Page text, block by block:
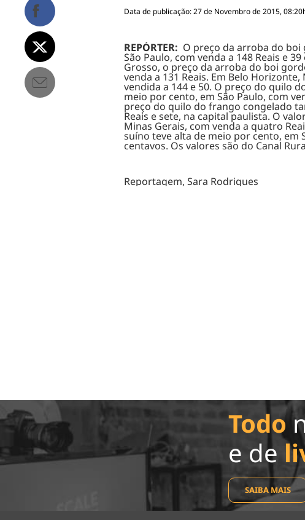
Data de publicação: 27 de Novembro de 2015,
REPÓRTER: O preço da arroba do boi
São Paulo, com venda a 148 Reais e
Grosso, o preço da arroba do boi
venda a 131 Reais. Em Belo
vendida a 144 e 50. O preço do quilo
meio por cento, em São Paulo, com
preço do quilo do frango congelado
Reais e sete, na capital paulista. O
Minas Gerais, com venda a quatro
suíno teve alta de meio por cento, em
centavos. Os valores são do Canal
Reportagem, Sara Rodrigues
Todo
e de
SAIBA MAIS